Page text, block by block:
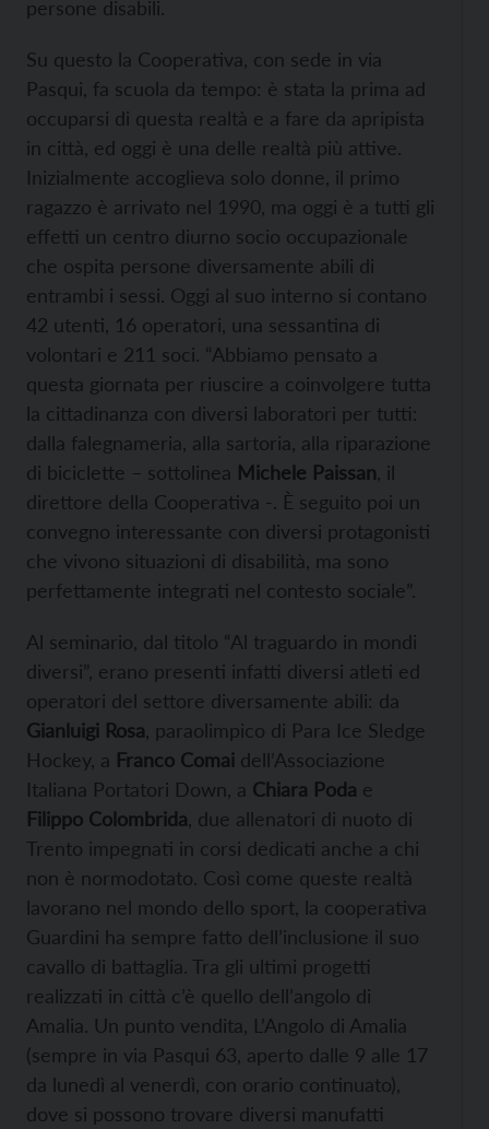
persone disabili.
Su questo la Cooperativa, con sede in via
Pasqui, fa scuola da tempo: è stata la prima ad
occuparsi di questa realtà e a fare da apripista
in città, ed oggi è una delle realtà più attive.
Inizialmente accoglieva solo donne, il primo
ragazzo è arrivato nel 1990, ma oggi è a tutti gli
effetti un centro diurno socio occupazionale
che ospita persone diversamente abili di
entrambi i sessi. Oggi al suo interno si contano
42 utenti, 16 operatori, una sessantina di
volontari e 211 soci. “Abbiamo pensato a
questa giornata per riuscire a coinvolgere tutta
la cittadinanza con diversi laboratori per tutti:
dalla falegnameria, alla sartoria, alla riparazione
di biciclette – sottolinea Michele Paissan , il
direttore della Cooperativa -. È seguito poi un
convegno interessante con diversi protagonisti
che vivono situazioni di disabilità, ma sono
perfettamente integrati nel contesto sociale”.
Al seminario, dal titolo “Al traguardo in mondi
diversi”, erano presenti infatti diversi atleti ed
operatori del settore diversamente abili: da
Gianluigi Rosa , paraolimpico di Para Ice Sledge
Hockey, a Franco Comai dell’Associazione
Italiana Portatori Down, a Chiara Poda e
Filippo Colombrida , due allenatori di nuoto di
Trento impegnati in corsi dedicati anche a chi
non è normodotato. Così come queste realtà
lavorano nel mondo dello sport, la cooperativa
Guardini ha sempre fatto dell’inclusione il suo
cavallo di battaglia. Tra gli ultimi progetti
realizzati in città c’è quello dell’angolo di
Amalia. Un punto vendita, L’Angolo di Amalia
(sempre in via Pasqui 63, aperto dalle 9 alle 17
da lunedì al venerdì, con orario continuato),
dove si possono trovare diversi manufatti